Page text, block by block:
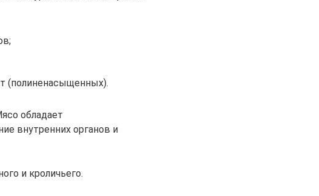
(полиненасыщенных).
обладает
внутренних органов и
и кроличьего.